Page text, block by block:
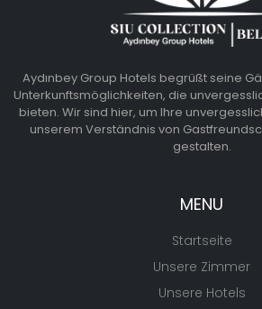
Aydınbey Group Hotels begrüßt seine
Unterkunftsmöglichkeiten, die
bieten. Wir sind hier, um Ihre
unserem Verständnis von
gestalten.
MENU
Startseite
Unsere Zimmer
Unsere Hotels